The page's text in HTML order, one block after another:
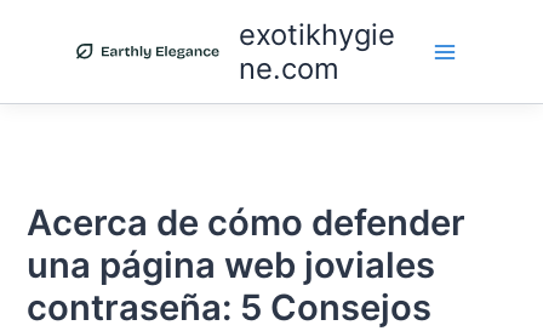
exotikhygie
ne.com
Acerca de cómo defender
una página web joviales
contraseña: 5 Consejos